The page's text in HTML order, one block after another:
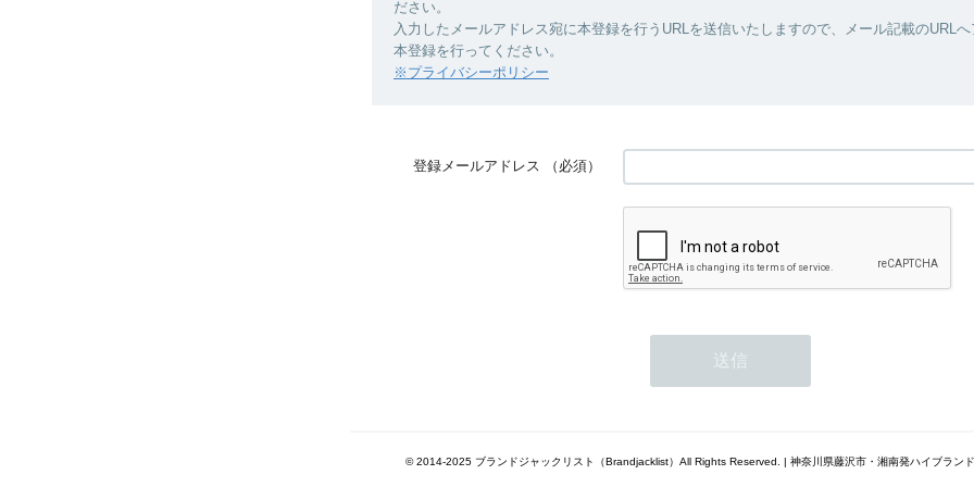
ださい。
入力したメールアドレス宛に本登録を行うURLを送信いたしますので、メール記載のURLへ
本登録を行ってください。
※プライバシーポリシー
登録メールアドレス （必須）
© 2014-2025 ブランドジャックリスト（Brandjacklist）All Rights Reserved. | 神奈川県藤沢市・湘南発ハイブラン